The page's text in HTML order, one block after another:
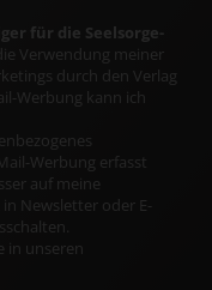
für die Seelsorge-
Verwendung meiner
durch den Verlag
Werbung kann ich
Werbung erfasst
auf meine
Newsletter oder E-
in unseren